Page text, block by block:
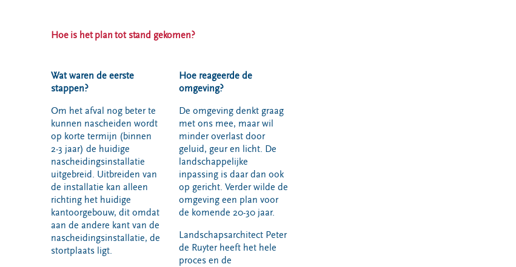
Hoe is het plan tot stand gekomen?
Wat waren de eerste
stappen?
Om het afval nog beter te
kunnen nascheiden wordt
op korte termijn (binnen
2-3 jaar) de huidige
nascheidingsinstallatie
uitgebreid. Uitbreiden van
de installatie kan alleen
richting het huidige
kantoorgebouw, dit omdat
aan de andere kant van de
nascheidingsinstallatie, de
stortplaats ligt.
Hoe reageerde de
omgeving?
De omgeving denkt graag
met ons mee, maar wil
minder overlast door
geluid, geur en licht. De
landschappelijke
inpassing is daar dan ook
op gericht. Verder wilde de
omgeving een plan voor
de komende 20-30 jaar.
Landschapsarchitect Peter
de Ruyter heeft het hele
proces en de